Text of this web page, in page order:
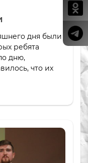
дня были
ребята
дню,
что их